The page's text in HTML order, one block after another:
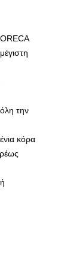
την
κόρα